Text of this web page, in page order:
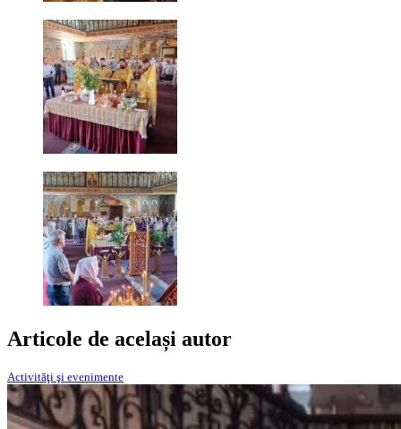
Articole de același autor
Activităţi şi evenimente